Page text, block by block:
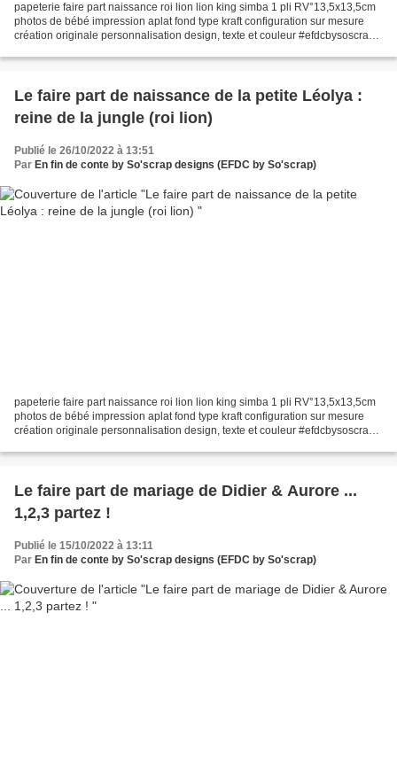
papeterie faire part naissance roi lion lion king simba 1 pli RV°13,5x13,5cm
photos de bébé impression aplat fond type kraft configuration sur mesure
création originale personnalisation design, texte et couleur #efdcbysoscrap
Le faire part de naissance de la petite Léolya :
reine de la jungle (roi lion)
Publié le 26/10/2022 à 13:51
Par En fin de conte by So'scrap designs (EFDC by So'scrap)
papeterie faire part naissance roi lion lion king simba 1 pli RV°13,5x13,5cm
photos de bébé impression aplat fond type kraft configuration sur mesure
création originale personnalisation design, texte et couleur #efdcbysoscrap
Le faire part de mariage de Didier & Aurore ...
1,2,3 partez !
Publié le 15/10/2022 à 13:11
Par En fin de conte by So'scrap designs (EFDC by So'scrap)